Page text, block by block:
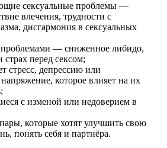
сексуальные проблемы —
влечения, трудности с
дисгармония в сексуальных
— сниженное либидо,
страх перед сексом;
стресс, депрессию или
которое влияет на их
с изменой или недоверием в
которые хотят улучшить свою
понять себя и партнёра.